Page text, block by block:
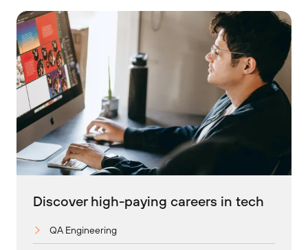
Discover high-paying careers in tech
QA Engineering